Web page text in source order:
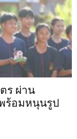
ร ผ่าน
ร้อมหนุนรูป